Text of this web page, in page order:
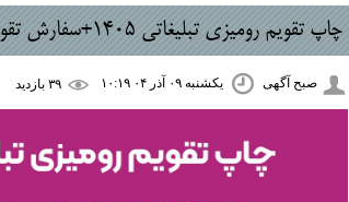
چاپ تقویم رومیزی تبلیغاتی 1405+سفارش تقویم رومیزی اختصاصی
صبح آگهی یکشنبه ۰۹ آذر ۰۴ ۱۰:۱۹ ۳۹ بازديد